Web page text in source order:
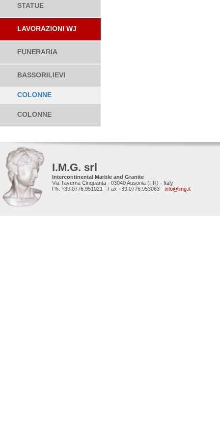
STATUE
LAVORAZIONI WJ
FUNERARIA
BASSORILIEVI
COLONNE
COLONNE
I.M.G. srl
Intercontinental Marble and Granite
Via Taverna Cinquanta - 03040 Ausonia (FR) - Italy
Ph. +39.0776.951021 - Fax +39.0776.953063 - info@img.it